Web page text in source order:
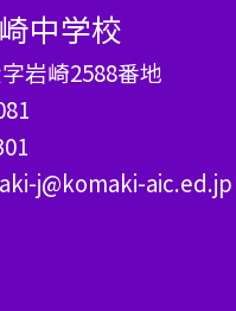
中学校
岩崎2588番地
j@komaki-aic.ed.jp